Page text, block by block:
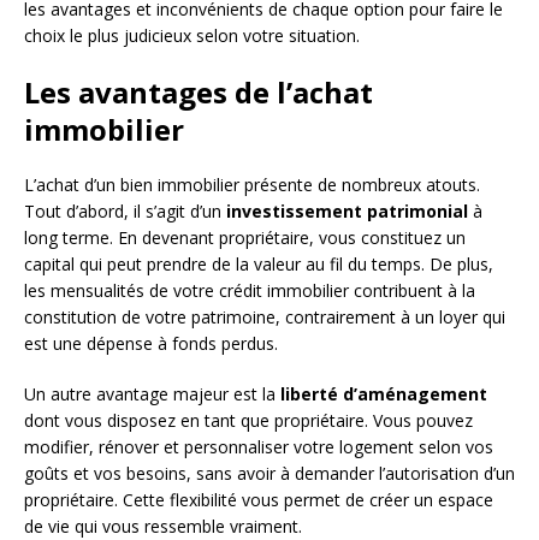
les avantages et inconvénients de chaque option pour faire le
choix le plus judicieux selon votre situation.
Les avantages de l’achat
immobilier
L’achat d’un bien immobilier présente de nombreux atouts.
Tout d’abord, il s’agit d’un investissement patrimonial à
long terme. En devenant propriétaire, vous constituez un
capital qui peut prendre de la valeur au fil du temps. De plus,
les mensualités de votre crédit immobilier contribuent à la
constitution de votre patrimoine, contrairement à un loyer qui
est une dépense à fonds perdus.
Un autre avantage majeur est la liberté d’aménagement
dont vous disposez en tant que propriétaire. Vous pouvez
modifier, rénover et personnaliser votre logement selon vos
goûts et vos besoins, sans avoir à demander l’autorisation d’un
propriétaire. Cette flexibilité vous permet de créer un espace
de vie qui vous ressemble vraiment.